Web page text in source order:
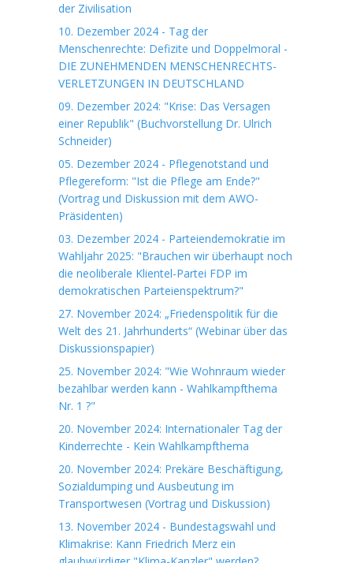
der Zivilisation
10. Dezember 2024 - Tag der
Menschenrechte: Defizite und Doppelmoral -
DIE ZUNEHMENDEN MENSCHENRECHTS-
VERLETZUNGEN IN DEUTSCHLAND
09. Dezember 2024: "Krise: Das Versagen
einer Republik" (Buchvorstellung Dr. Ulrich
Schneider)
05. Dezember 2024 - Pflegenotstand und
Pflegereform: "Ist die Pflege am Ende?"
(Vortrag und Diskussion mit dem AWO-
Präsidenten)
03. Dezember 2024 - Parteiendemokratie im
Wahljahr 2025: "Brauchen wir überhaupt noch
die neoliberale Klientel-Partei FDP im
demokratischen Parteienspektrum?"
27. November 2024: „Friedenspolitik für die
Welt des 21. Jahrhunderts“ (Webinar über das
Diskussionspapier)
25. November 2024: "Wie Wohnraum wieder
bezahlbar werden kann - Wahlkampfthema
Nr. 1 ?"
20. November 2024: Internationaler Tag der
Kinderrechte - Kein Wahlkampfthema
20. November 2024: Prekäre Beschäftigung,
Sozialdumping und Ausbeutung im
Transportwesen (Vortrag und Diskussion)
13. November 2024 - Bundestagswahl und
Klimakrise: Kann Friedrich Merz ein